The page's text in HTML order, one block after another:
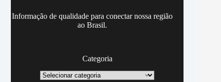
Informação de qualidade para conectar nossa região
ao Brasil.
Categoria
Categoria